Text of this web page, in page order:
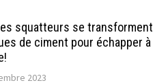
squatteurs se transforment
de ciment pour échapper à
2023